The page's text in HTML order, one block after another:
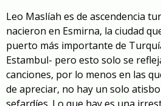
Leo Maslíah es de ascendencia
nacieron en Esmirna, la ciudad
puerto más importante de
Estambul- pero esto solo se
canciones, por lo menos en las
de apreciar, no hay un solo